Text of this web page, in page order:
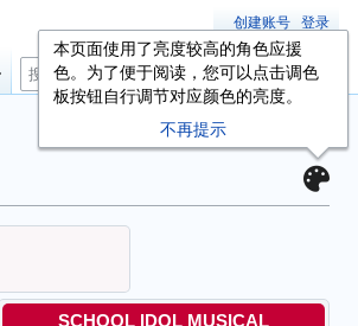
SCHOOL IDOL MUSICAL
创建账号 登录
搜
索
本页面使用了亮度较高的角色应援
色。为了便于阅读，您可以点击调色
板按钮自行调节对应颜色的亮度。
不再提示